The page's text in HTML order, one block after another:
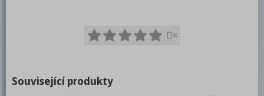
Trouby pro rychlou přípravu
0×
Související produkty